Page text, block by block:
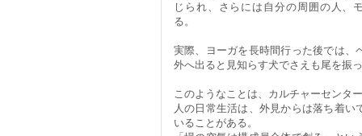
じられ、さらには自分の周囲の人、
る。
実際、ヨーガを長時間行った後では、
外へ出ると見知らす犬でさえも尾を振
このようなことは、カルチャーセンタ
人の日常生活は、外見からは落ち着
いることがある。